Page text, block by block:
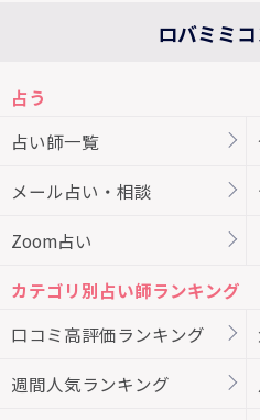
ロバミミ
占う
占い師一覧
メール占い・相談
Zoom占い
カテゴリ別占い師ランキング
口コミ高評価ランキング
週間人気ランキング